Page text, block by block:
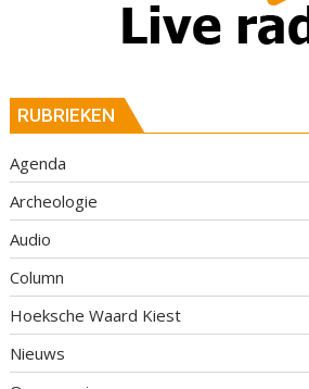
RUBRIEKEN
Agenda
Archeologie
Audio
Column
Hoeksche Waard Kiest
Nieuws